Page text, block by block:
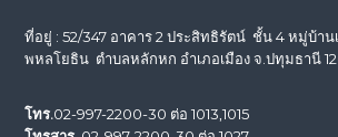
ที่อยู่ : 52/347 อาคาร 2 ประสิทธิรัตน์ ชั้น 4 หมู่บ้าน
พหลโยธิน ตำบลหลักหก อำเภอเมือง จ.ปทุมธานี
โทร.02-997-2200-30 ต่อ 1013,1015